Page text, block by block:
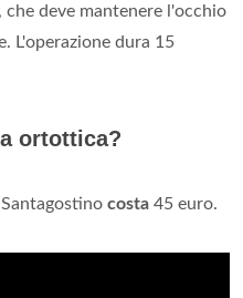
deve mantenere l'occhio
L'operazione dura 15
ortottica?
costa 45 euro.